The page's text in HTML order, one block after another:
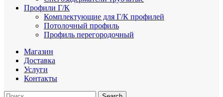
Профили Г/К
Комплектующие для Г/К профилей
Потолочный профиль
Профиль перегородочный
Магазин
Доставка
Услуги
Контакты